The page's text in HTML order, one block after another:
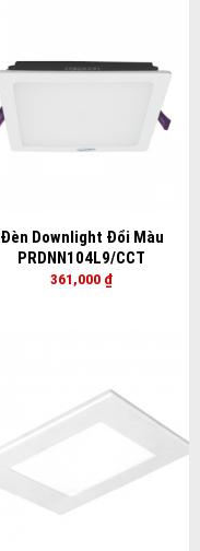
Đèn Downlight Đổi Màu
PRDNN104L9/CCT
361,000 ₫